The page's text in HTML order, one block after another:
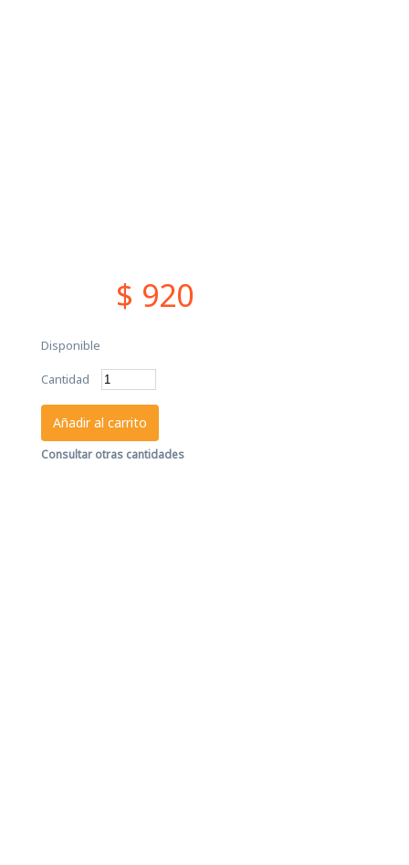
$ 920
Disponible
Cantidad
Añadir al carrito
Consultar otras cantidades